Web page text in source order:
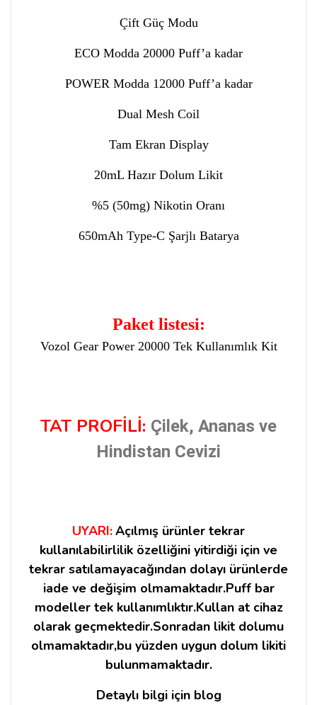
Çift Güç Modu
ECO Modda 20000 Puff’a kadar
POWER Modda 12000 Puff’a kadar
Dual Mesh Coil
Tam Ekran Display
20mL Hazır Dolum Likit
%5 (50mg) Nikotin Oranı
650mAh Type-C Şarjlı Batarya
Paket listesi:
Vozol Gear Power 20000 Tek Kullanımlık Kit
TAT PROFİLİ: Çilek, Ananas ve
Hindistan Cevizi
UYARI:Açılmış ürünler tekrar
kullanılabilirlilik özelliğini yitirdiği için ve
tekrar satılamayacağından dolayı ürünlerde
iade ve değişim olmamaktadır.Puff bar
modeller tek kullanımlıktır.Kullan at cihaz
olarak geçmektedir.Sonradan likit dolumu
olmamaktadır,bu yüzden uygun dolum likiti
bulunmamaktadır.
Detaylı bilgi için blog